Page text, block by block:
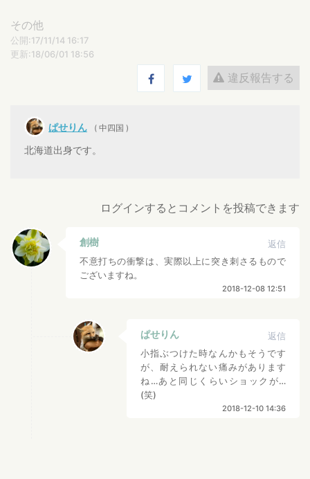
その他
公開:17/11/14 16:17
更新:18/06/01 18:56
違反報告する
ぱせりん ( 中四国 )
北海道出身です。
ログインするとコメントを投稿できます
創樹
返信
不意打ちの衝撃は、実際以上に突き刺さるもので
ございますね。
2018-12-08 12:51
ぱせりん
返信
小指ぶつけた時なんかもそうです
が、耐えられない痛みがあります
ね…あと同じくらいショックが…
(笑)
2018-12-10 14:36